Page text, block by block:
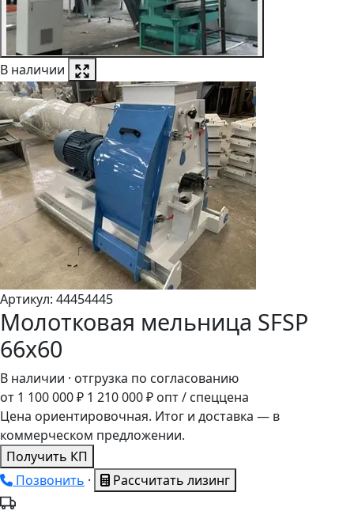
В наличии
Артикул: 44454445
Молотковая мельница SFSP
66х60
В наличии · отгрузка по согласованию
от 1 100000 ₽ 1 210000 ₽ опт / спеццена
Цена ориентировочная. Итог и доставка — в
коммерческом предложении.
Получить КП
Позвонить · Рассчитать лизинг